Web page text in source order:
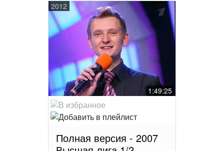
2012
1:49:25
Полная версия - 2007